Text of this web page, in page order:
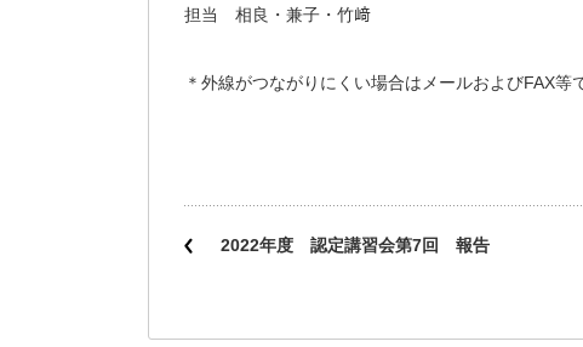
担当 相良・兼子・竹﨑
＊外線がつながりにくい場合はメールおよびFAX等
2022年度 認定講習会第7回 報告